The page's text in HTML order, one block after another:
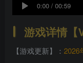
0:00 / 00:59
游戏详情【
【游戏更新】： 2026